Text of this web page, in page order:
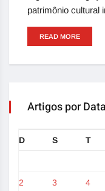
patrimônio cultural
READ MORE
Artigos por Data
D S T
2 3 4